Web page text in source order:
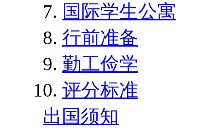
国际学生公寓
行前准备
勤工俭学
评分标准
出国须知